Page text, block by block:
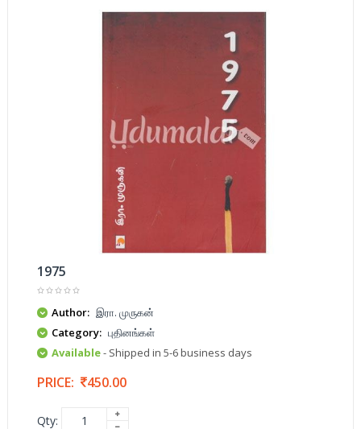
1975
Author: இரா. முருகன்
Category: புதினங்கள்
Available- Shipped in 5-6 business days
PRICE: 450.00
Qty: